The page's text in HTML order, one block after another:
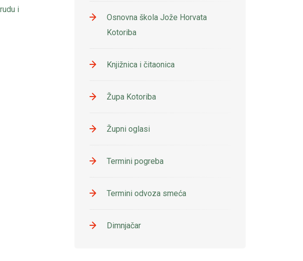
i
Osnovna škola Jože Horvata
Kotoriba
Knjižnica i čitaonica
Župa Kotoriba
Župni oglasi
Termini pogreba
Termini odvoza smeća
Dimnjačar